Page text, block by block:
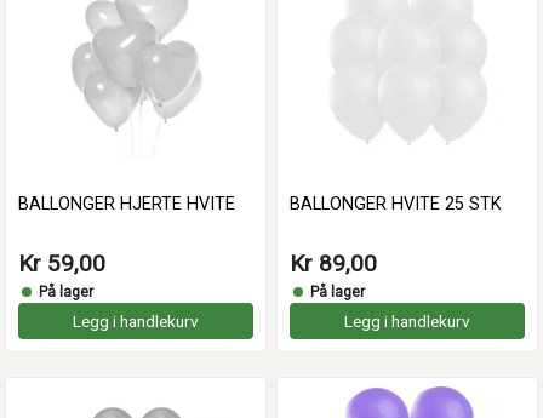
BALLONGER HJERTE HVITE
Kr 59,00
På lager
Legg i handlekurv
BALLONGER HVITE 25 STK
Kr 89,00
På lager
Legg i handlekurv